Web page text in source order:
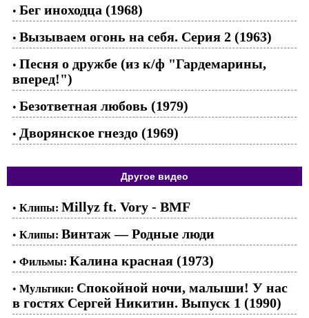
• Бег иноходца (1968)
• Вызываем огонь на себя. Серия 2 (1963)
• Песня о дружбе (из к/ф "Гардемарины,
вперед!")
• Безответная любовь (1979)
• Дворянское гнездо (1969)
Другое видео
• Клипы: Millyz ft. Vory - BMF
• Клипы: Винтаж — Родные люди
• Фильмы: Калина красная (1973)
• Мультики: Спокойной ночи, малыши! У нас
в гостях Сергей Никитин. Выпуск 1 (1990)